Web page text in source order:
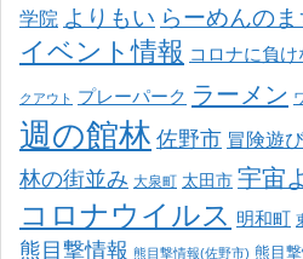
学院 よりもい らーめんの
イベント情報 コロナに負け
クアウト プレーパーク ラーメン
週の館林 佐野市 冒険遊
林の街並み 大泉町 太田市 宇宙
コロナウイルス 明和町
熊目撃情報 熊目撃情報(佐野市) 熊目